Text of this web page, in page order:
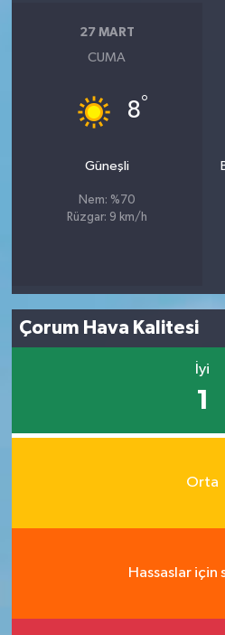
27 MART
CUMA
8°
Güneşli
Nem: %70
Rüzgar: 9 km/h
Çorum Hava Kalitesi
İyi
1
Orta
Hassaslar için